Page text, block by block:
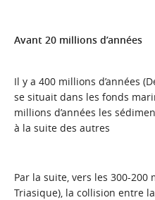
Avant 20 millions d’années
Il y a 400 millions d’années
se situait dans les fonds
millions d’années les
à la suite des autres
Par la suite, vers les 300-200
Triasique), la collision entre